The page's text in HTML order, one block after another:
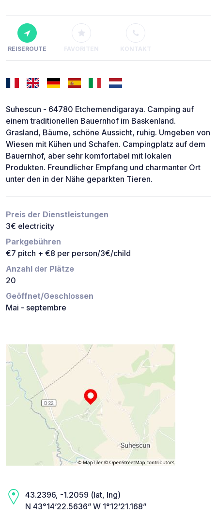
REISEROUTE FAVORITEN KONTAKT
Suhescun - 64780 Etchemendigaraya. Camping auf
einem traditionellen Bauernhof im Baskenland.
Grasland, Bäume, schöne Aussicht, ruhig. Umgeben von
Wiesen mit Kühen und Schafen. Campingplatz auf dem
Bauernhof, aber sehr komfortabel mit lokalen
Produkten. Freundlicher Empfang und charmanter Ort
unter den in der Nähe geparkten Tieren.
Preis der Dienstleistungen
3€ electricity
Parkgebühren
€7 pitch + €8 per person/3€/child
Anzahl der Plätze
20
Geöffnet/Geschlossen
Mai - septembre
43.2396, -1.2059 (lat, lng)
N 43°14’22.5636” W 1°12’21.168”